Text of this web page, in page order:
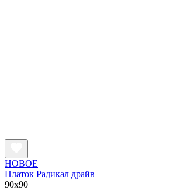
НОВОЕ
Платок Радикал драйв
90x90